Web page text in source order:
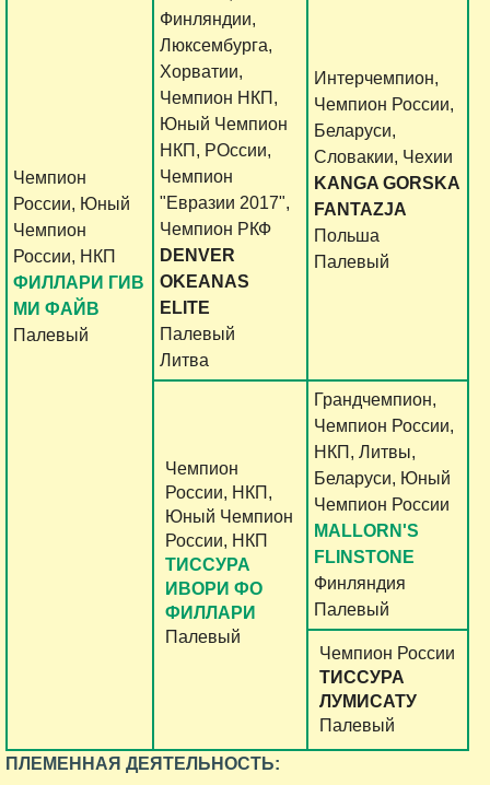
Чемпион
России, Юный
Чемпион
России, НКП
ФИЛЛАРИ ГИВ
МИ ФАЙВ
Палевый
Финляндии,
Люксембурга,
Хорватии,
Чемпион НКП,
Юный Чемпион
НКП, РОссии,
Чемпион
"Евразии 2017",
Чемпион РКФ
DENVER
OKEANAS
ELITE
Палевый
Литва
Интерчемпион,
Чемпион России,
Беларуси,
Словакии, Чехии
KANGA GORSKA
FANTAZJA
Польша
Палевый
Чемпион
России, НКП,
Юный Чемпион
России, НКП
ТИССУРА
ИВОРИ ФО
ФИЛЛАРИ
Палевый
Грандчемпион,
Чемпион России,
НКП, Литвы,
Беларуси, Юный
Чемпион России
MALLORN'S
FLINSTONE
Финляндия
Палевый
Чемпион России
ТИССУРА
ЛУМИСАТУ
Палевый
ПЛЕМЕННАЯ ДЕЯТЕЛЬНОСТЬ: